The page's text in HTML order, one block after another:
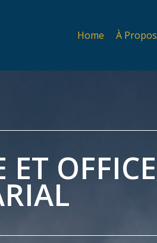
Home À Propos
OFFICE